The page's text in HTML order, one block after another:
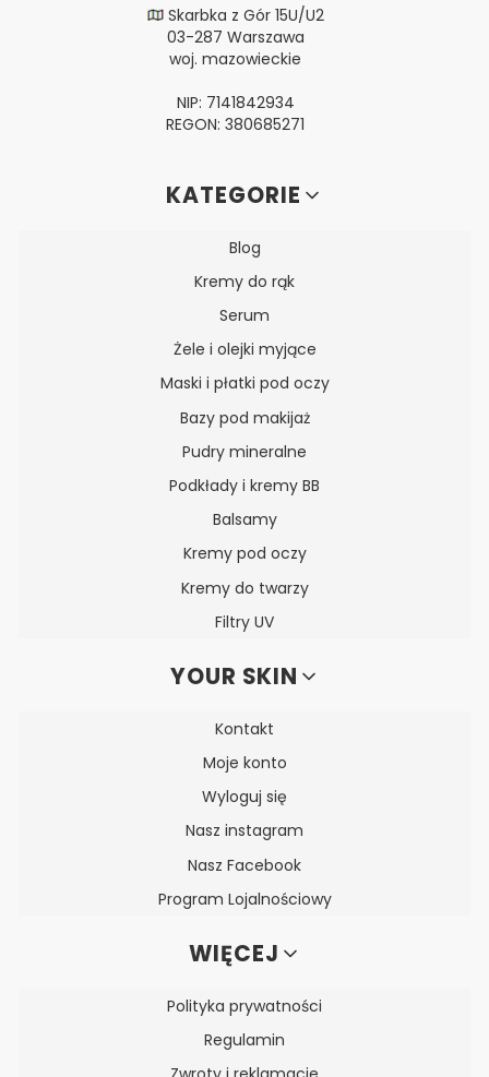
Skarbka z Gór 15U/U2
03-287 Warszawa
woj. mazowieckie
NIP: 7141842934
REGON: 380685271
Linki w stopceKATEGORIE
Blog
Kremy do rąk
Serum
Żele i olejki myjące
Maski i płatki pod oczy
Bazy pod makijaż
Pudry mineralne
Podkłady i kremy BB
Balsamy
Kremy pod oczy
Kremy do twarzy
Filtry UV
YOUR SKIN
Kontakt
Moje konto
Wyloguj się
Nasz instagram
Nasz Facebook
Program Lojalnościowy
WIĘCEJ
Polityka prywatności
Regulamin